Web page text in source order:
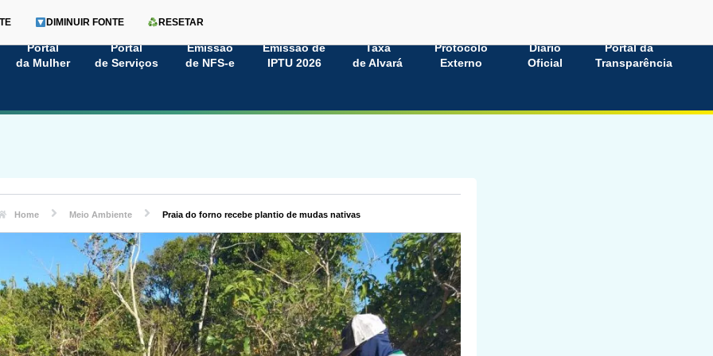
Portal
da Mulher
Portal
de Serviços
Emissão
de NFS-e
Emissão de
IPTU 2026
Taxa
de Alvará
Protocolo
Externo
Diário
Oficial
Portal da
Transparência
DIMINUIR FONTE RESETAR
Home Meio Ambiente Praia do forno recebe plantio de mudas nativas